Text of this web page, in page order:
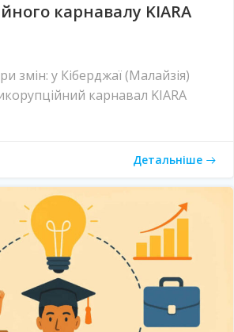
карнавалу KIARA
змін: у Кіберджаї (Малайзія)
карнавал KIARA
Детальніше